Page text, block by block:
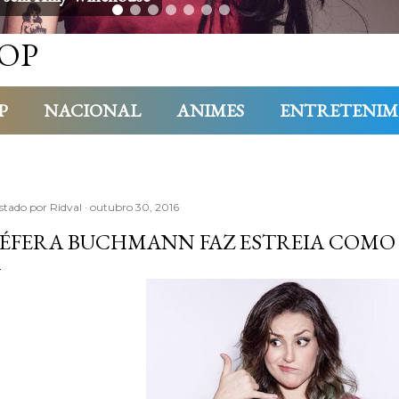
NACIONAL ANIMES
por Ridval outubro 30, 2016
BUCHMANN FAZ ESTREIA